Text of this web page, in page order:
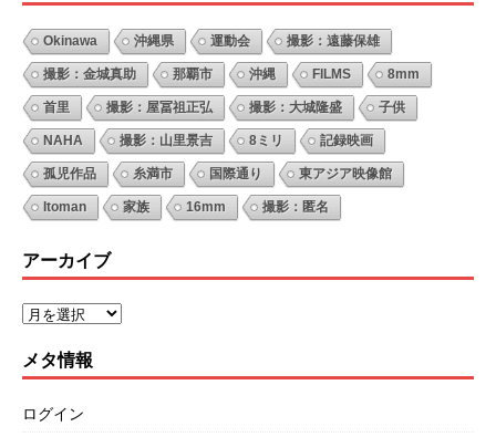
Okinawa 沖縄県 運動会 撮影：遠藤保雄
撮影：金城真助 那覇市 沖縄 FILMS 8mm
首里 撮影：屋冨祖正弘 撮影：大城隆盛 子供
NAHA 撮影：山里景吉 8ミリ 記録映画
孤児作品 糸満市 国際通り 東アジア映像館
Itoman 家族 16mm 撮影：匿名
アーカイブ
メタ情報
ログイン